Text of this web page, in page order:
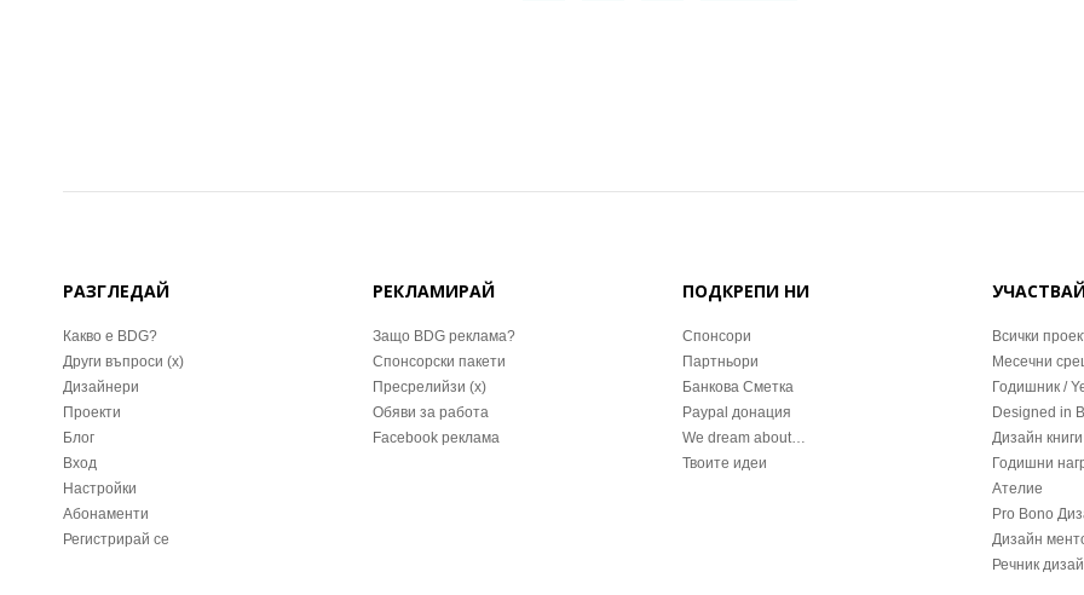
РАЗГЛЕДАЙ
Какво е BDG?
Други въпроси (x)
Дизайнери
Проекти
Блог
Вход
Настройки
Абонаменти
Регистрирай се
РЕКЛАМИРАЙ
Защо BDG реклама?
Спонсорски пакети
Пресрелийзи (x)
Обяви за работа
Facebook реклама
ПОДКРЕПИ НИ
Спонсори
Партньори
Банкова Сметка
Paypal донация
We dream about…
Твоите идеи
Всички
Месечни
Годишник /
Designed in
Дизайн книги
Годишни
Ателие
Pro Bono
Дизайн
Речник